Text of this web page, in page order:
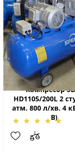
Компресор
HD1105/200L 2
атм. 800 л/хв. 4
В)